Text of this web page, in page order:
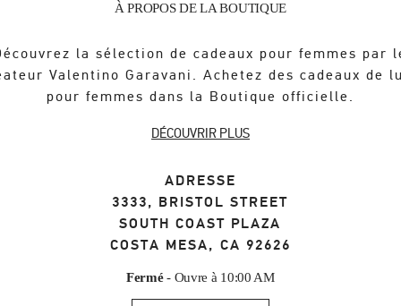
À PROPOS DE LA BOUTIQUE
la sélection de cadeaux pour femmes par
Valentino Garavani. Achetez des cadeaux de
pour femmes dans la Boutique officielle.
DÉCOUVRIR PLUS
ADRESSE
3333, BRISTOL STREET
SOUTH COAST PLAZA
COSTA MESA, CA 92626
Fermé- Ouvre à 10:00 AM